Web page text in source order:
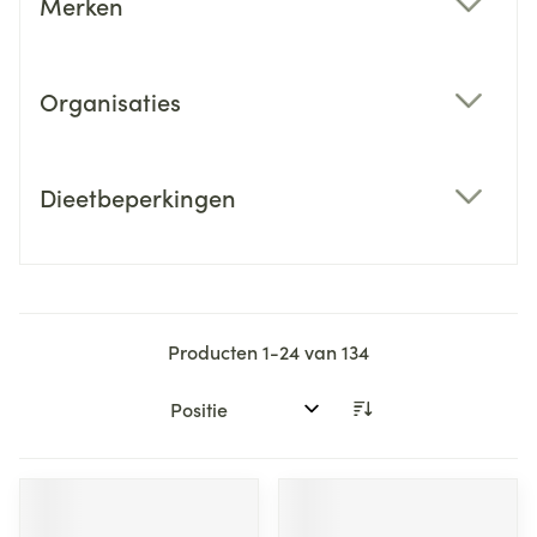
Organisaties
Dieetbeperkingen
Producten1-24van134
Sorteer op: